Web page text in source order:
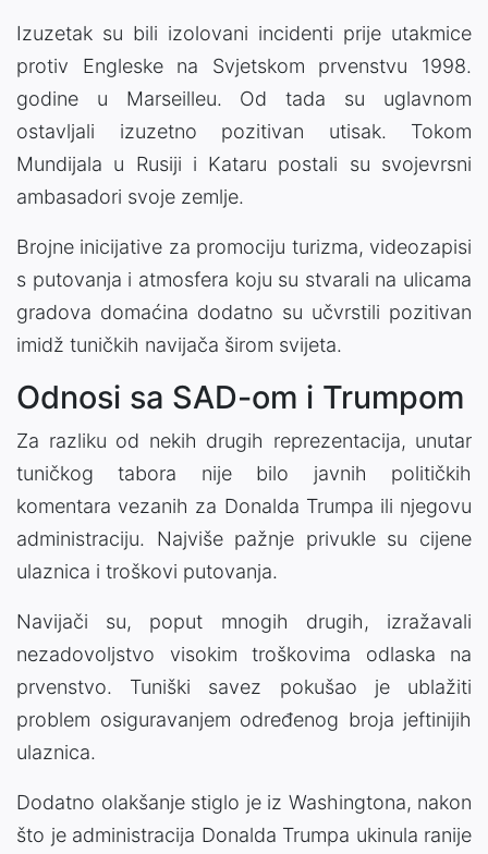
Izuzetak su bili izolovani incidenti prije utakmice
protiv Engleske na Svjetskom prvenstvu 1998.
godine u Marseilleu. Od tada su uglavnom
ostavljali izuzetno pozitivan utisak. Tokom
Mundijala u Rusiji i Kataru postali su svojevrsni
ambasadori svoje zemlje.
Brojne inicijative za promociju turizma, videozapisi
s putovanja i atmosfera koju su stvarali na ulicama
gradova domaćina dodatno su učvrstili pozitivan
imidž tuničkih navijača širom svijeta.
Odnosi sa SAD-om i Trumpom
Za razliku od nekih drugih reprezentacija, unutar
tuničkog tabora nije bilo javnih političkih
komentara vezanih za Donalda Trumpa ili njegovu
administraciju. Najviše pažnje privukle su cijene
ulaznica i troškovi putovanja.
Navijači su, poput mnogih drugih, izražavali
nezadovoljstvo visokim troškovima odlaska na
prvenstvo. Tuniški savez pokušao je ublažiti
problem osiguravanjem određenog broja jeftinijih
ulaznica.
Dodatno olakšanje stiglo je iz Washingtona, nakon
što je administracija Donalda Trumpa ukinula ranije